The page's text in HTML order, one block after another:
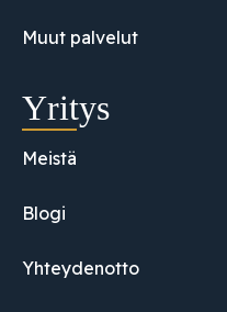
Muut palvelut
Yritys
Meistä
Blogi
Yhteydenotto